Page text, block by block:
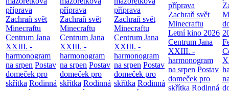
příprava
Zachraň svět
Minecraftu
Centrum Jana
XXIII. -
harmonogram
na srpen Postav
domeček pro
skřítka Rodinná
příprava
Zachraň svět
Minecraftu
Centrum Jana
XXIII. -
harmonogram
na srpen Postav
domeček pro
skřítka Rodinná
příprava
Zachraň svět
Minecraftu
Centrum Jana
XXIII. -
harmonogram
na srpen Postav
domeček pro
skřítka Rodinná
příprava
Zachraň svět
Minecraftu
Letní kino 2026
Centrum Jana
XXIII. -
harmonogram
na srpen Postav
domeček pro
skřítka Rodinná